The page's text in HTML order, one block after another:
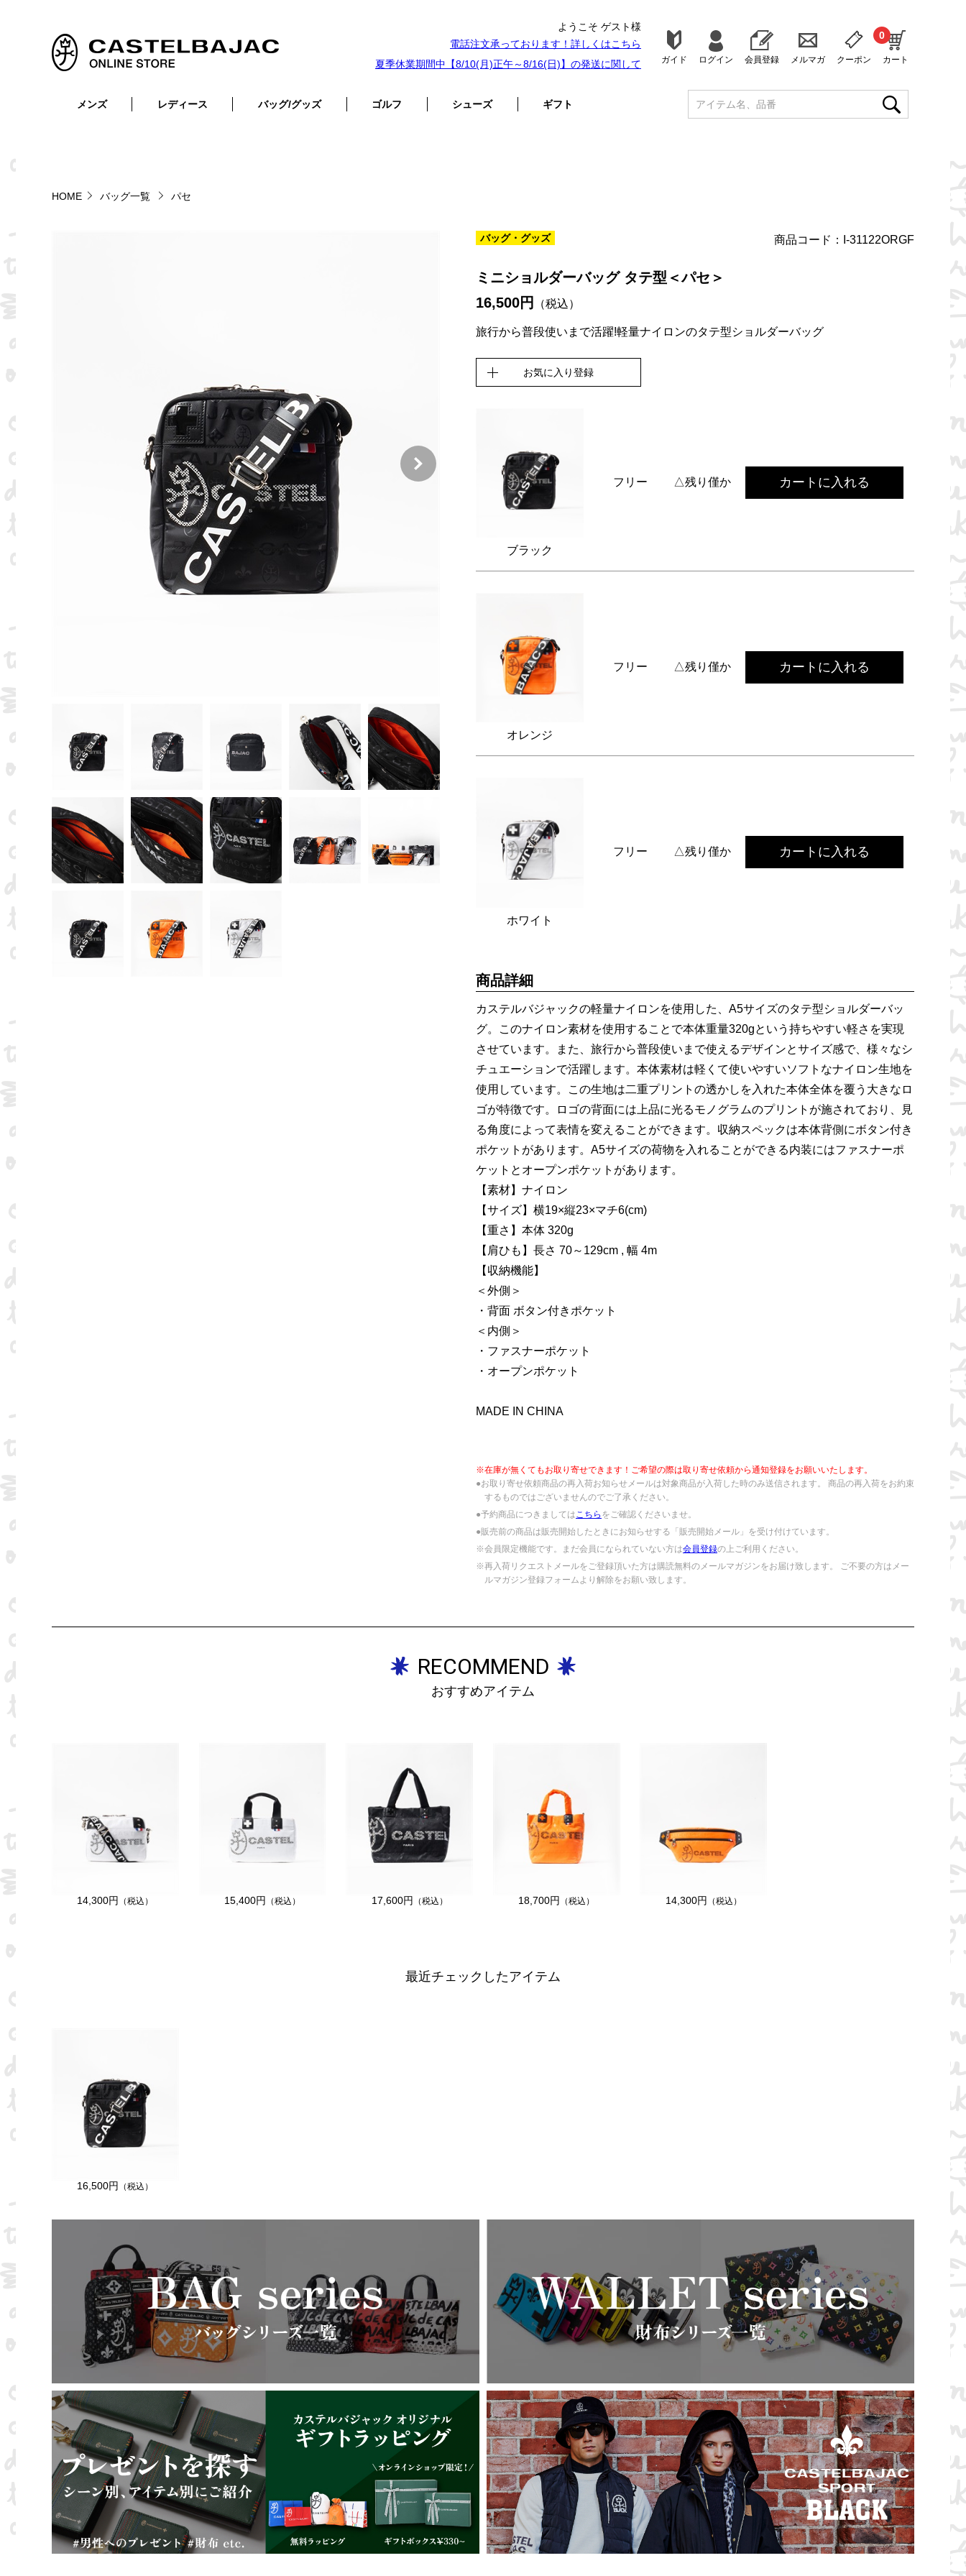
ようこそ ゲスト様
電話注文承っております！詳しくはこちら
夏季休業期間中【8/10(月)正午～8/16(日)】の発送に関して
ガイド ログイン 会員登録 メルマガ クーポン カート
0
メンズ レディース バッグ/グッズ ゴルフ シューズ ギフト
HOME バッグ一覧 パセ
バッグ・グッズ 商品コード：I-31122ORGF
ミニショルダーバッグ タテ型＜パセ＞
16,500円
（税込）
旅行から普段使いまで活躍!軽量ナイロンのタテ型ショルダーバッグ
お気に入り登録
ブラック
フリー △残り僅か カートに入れる
オレンジ
フリー △残り僅か カートに入れる
ホワイト
フリー △残り僅か カートに入れる
商品詳細
カステルバジャックの軽量ナイロンを使用した、A5サイズのタテ型ショルダーバッ
グ。このナイロン素材を使用することで本体重量320gという持ちやすい軽さを実現
させています。また、旅行から普段使いまで使えるデザインとサイズ感で、様々なシ
チュエーションで活躍します。本体素材は軽くて使いやすいソフトなナイロン生地を
使用しています。この生地は二重プリントの透かしを入れた本体全体を覆う大きなロ
ゴが特徴です。ロゴの背面には上品に光るモノグラムのプリントが施されており、見
る角度によって表情を変えることができます。収納スペックは本体背側にボタン付き
ポケットがあります。A5サイズの荷物を入れることができる内装にはファスナーポ
ケットとオープンポケットがあります。
【素材】ナイロン
【サイズ】横19×縦23×マチ6(cm)
【重さ】本体 320g
【肩ひも】長さ 70～129cm , 幅 4m
【収納機能】
＜外側＞
・背面 ボタン付きポケット
＜内側＞
・ファスナーポケット
・オープンポケット
MADE IN CHINA
※在庫が無くてもお取り寄せできます！ご希望の際は取り寄せ依頼から通知登録をお願いいたします。
●お取り寄せ依頼商品の再入荷お知らせメールは対象商品が入荷した時のみ送信されます。 商品の再入荷をお約束
するものではございませんのでご了承ください。
●予約商品につきましては こちら をご確認くださいませ。
●販売前の商品は販売開始したときにお知らせする「販売開始メール」を受け付けています。
※会員限定機能です。まだ会員になられていない方は会員登録の上ご利用ください。
※再入荷リクエストメールをご登録頂いた方は購読無料のメールマガジンをお届け致します。 ご不要の方はメー
ルマガジン登録フォームより解除をお願い致します。
RECOMMEND
おすすめアイテム
14,300円 （税込） 15,400円 （税込） 17,600円 （税込） 18,700円 （税込） 14,300円 （税込）
最近チェックしたアイテム
16,500円 （税込）